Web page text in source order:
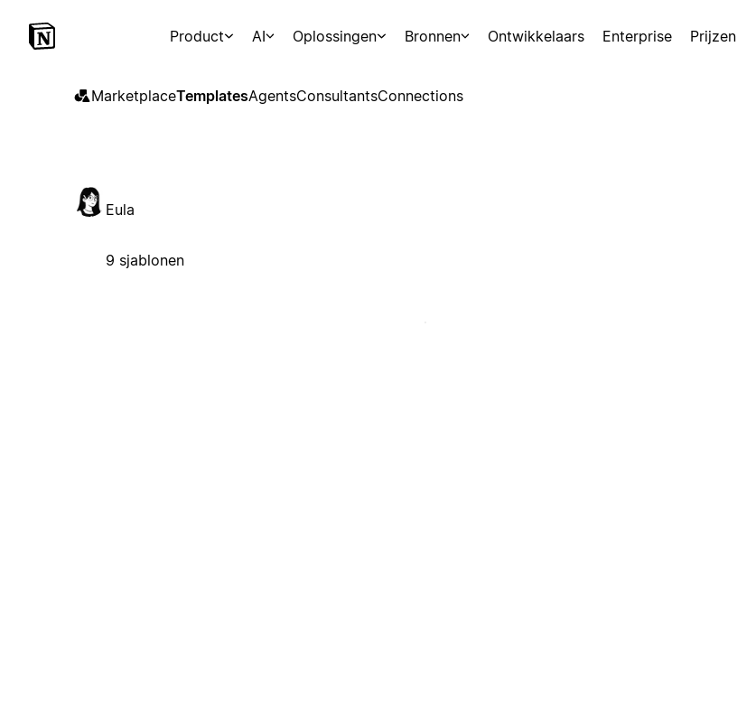
Product AI Oplossingen Bronnen Ontwikkelaars Enterprise Prijzen
MarketplaceTemplatesAgentsConsultantsConnections
Eula
9 sjablonen